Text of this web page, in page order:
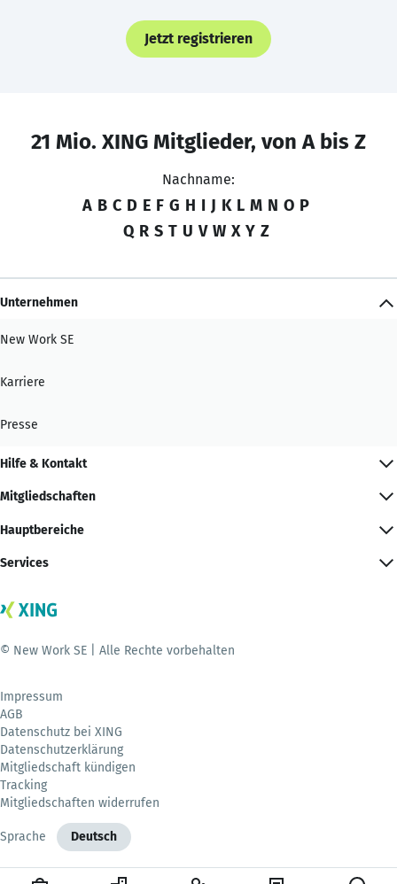
Jetzt registrieren
21 Mio. XING Mitglieder, von A bis Z
Nachname:
A B C D E F G H I J K L M N O P
Q R S T U V W X Y Z
Unternehmen
New Work SE
Karriere
Presse
Hilfe & Kontakt
Mitgliedschaften
Hauptbereiche
Services
© New Work SE | Alle Rechte vorbehalten
Impressum
AGB
Datenschutz bei XING
Datenschutzerklärung
Mitgliedschaft kündigen
Tracking
Mitgliedschaften widerrufen
Sprache Deutsch